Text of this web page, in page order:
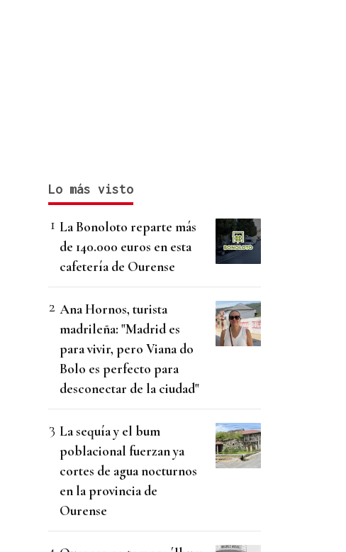
Lo más visto
La Bonoloto reparte más
de 140.000 euros en esta
cafetería de Ourense
Ana Hornos, turista
madrileña: "Madrid es
para vivir, pero Viana do
Bolo es perfecto para
desconectar de la ciudad"
La sequía y el bum
poblacional fuerzan ya
cortes de agua nocturnos
en la provincia de
Ourense